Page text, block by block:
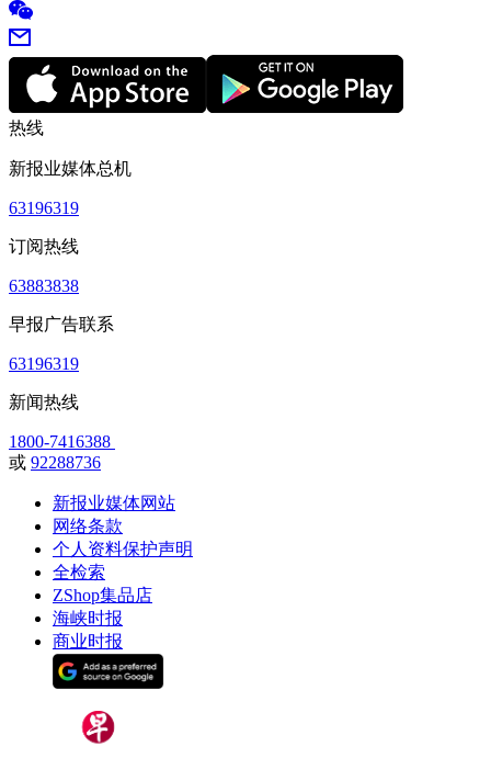
热线
新报业媒体总机
63196319
订阅热线
63883838
早报广告联系
63196319
新闻热线
1800-7416388
或 92288736
新报业媒体网站
网络条款
个人资料保护声明
全检索
ZShop集品店
海峡时报
商业时报